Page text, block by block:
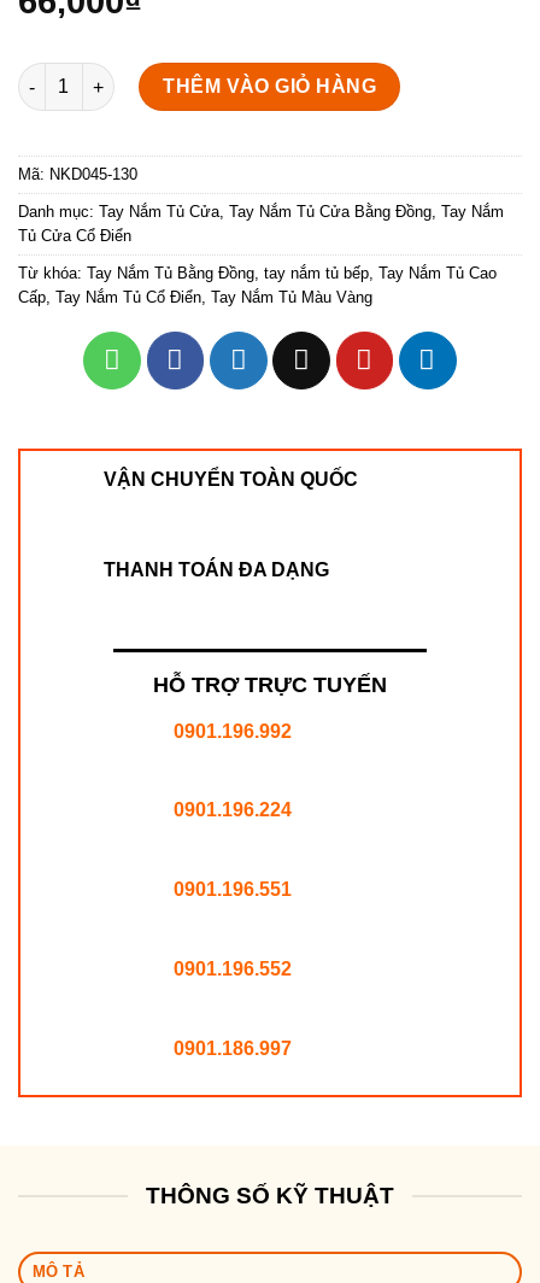
Tay cầm tủ lá đồng NKD045 (Màu Đồng Vàng) số lượng
THÊM VÀO GIỎ HÀNG
Mã: NKD045-130
Danh mục: Tay Nắm Tủ Cửa, Tay Nắm Tủ Cửa Bằng Đồng, Tay Nắm
Tủ Cửa Cổ Điển
Từ khóa: Tay Nắm Tủ Bằng Đồng, tay nắm tủ bếp, Tay Nắm Tủ Cao
Cấp, Tay Nắm Tủ Cổ Điển, Tay Nắm Tủ Màu Vàng
VẬN CHUYỂN TOÀN QUỐC
THANH TOÁN ĐA DẠNG
HỖ TRỢ TRỰC TUYẾN
0901.196.992
0901.196.224
0901.196.551
0901.196.552
0901.186.997
THÔNG SỐ KỸ THUẬT
MÔ TẢ